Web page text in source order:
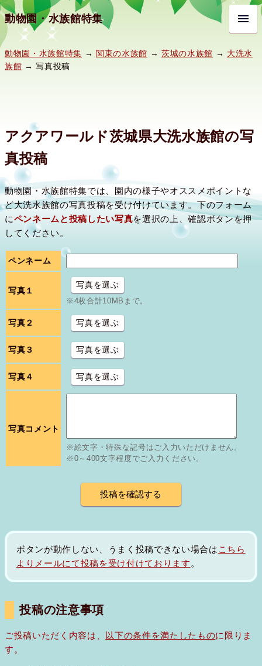
動物園・水族館特集
動物園・水族館特集 → 関東の水族館 → 茨城の水族館 → 大洗水
族館 → 写真投稿
アクアワールド茨城県大洗水族館の写
真投稿
動物園・水族館特集では、園内の様子やオススメポイントな
ど大洗水族館の写真投稿を受け付けています。下のフォーム
にペンネームと投稿したい写真を選択の上、確認ボタンを押
してください。
ペンネーム
写真１
写真を選ぶ
※4枚合計10MBまで。
写真２ 写真を選ぶ
写真３ 写真を選ぶ
写真４ 写真を選ぶ
写真コメント
※絵文字・特殊な記号はご入力いただけません。
※0～400文字程度でご入力ください。
ボタンが動作しない、うまく投稿できない場合は こちら
よりメールにて投稿を受け付けております 。
投稿の注意事項
ご投稿いただく内容は、 以下の条件を満たしたものに限りま
す。